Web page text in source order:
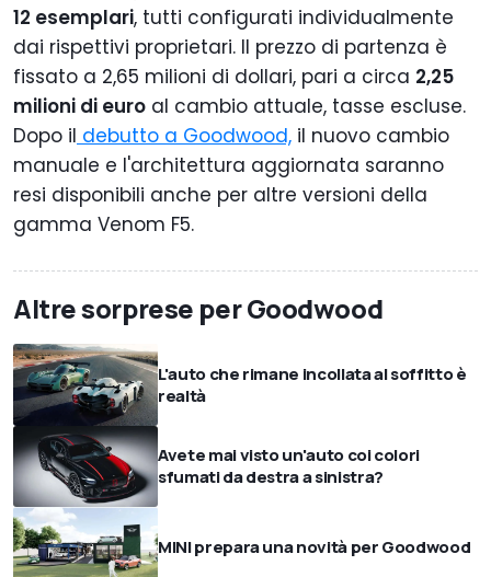
12 esemplari, tutti configurati individualmente
dai rispettivi proprietari. Il prezzo di partenza è
fissato a 2,65 milioni di dollari, pari a circa 2,25
milioni di euro al cambio attuale, tasse escluse.
Dopo il debutto a Goodwood, il nuovo cambio
manuale e l'architettura aggiornata saranno
resi disponibili anche per altre versioni della
gamma Venom F5.
Altre sorprese per Goodwood
L'auto che rimane incollata al soffitto è
realtà
Avete mai visto un'auto coi colori
sfumati da destra a sinistra?
MINI prepara una novità per Goodwood